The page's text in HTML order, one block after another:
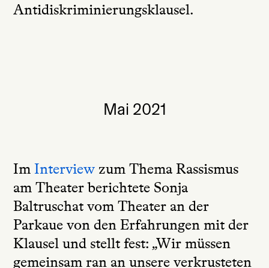
Antidiskriminierungsklausel.
Mai 2021
ImInterview zum Thema Rassismus
am Theater berichtete Sonja
Baltruschat vom Theater an der
Parkaue von den Erfahrungen mit der
Klausel und stellt fest: „Wir müssen
gemeinsam ran an unsere verkrusteten